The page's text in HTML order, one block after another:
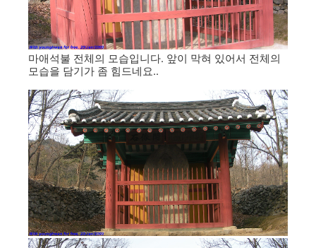
마애석불 전체의 모습입니다. 앞이 막혀 있어서 전체의
모습을 담기가 좀 힘드네요..